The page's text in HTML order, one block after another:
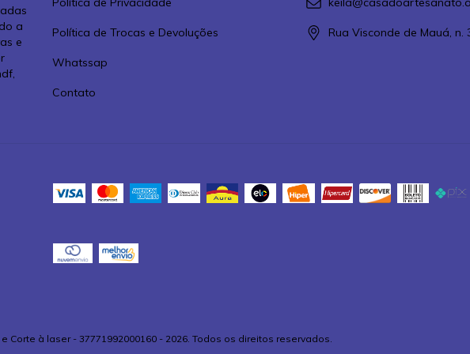
a
e
Política de Trocas e Devoluções
Whatssap
Contato
Rua Visconde de Mauá, n.
Corte à laser - 37771992000160 - 2026. Todos os direitos reservados.